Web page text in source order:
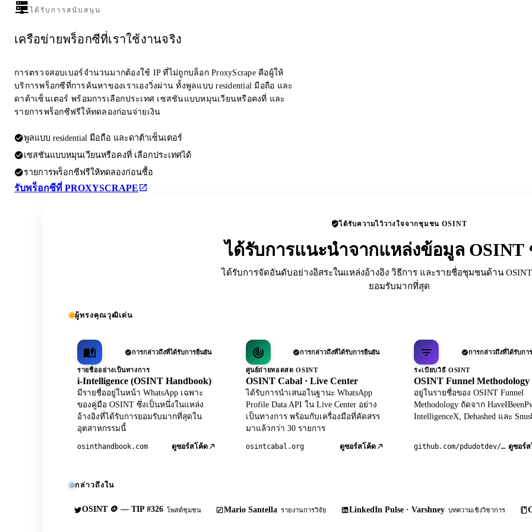
ได้รับการสนับสนุน
เครือข่ายพร็อกซีที่เราใช้งานจริง
การตรวจสอบเบอร์จำนวนมากต้องใช้ IP ที่ไม่ถูกบล็อก ProxyScrape คือผู้ให้
บริการพร็อกซีที่การค้นหาของเราเองวิ่งผ่าน ทั้งพูลแบบ residential มือถือ และ
ดาต้าเซ็นเตอร์ พร้อมการเลือกประเทศ เซสชันแบบหมุนเวียนหรือคงที่ และ
รายการพร็อกซีฟรีให้ทดลองก่อนจ่ายเงิน
พูลแบบ residential มือถือ และดาต้าเซ็นเตอร์
เซสชันแบบหมุนเวียนหรือคงที่ เลือกประเทศได้
รายการพร็อกซีฟรีให้ทดลองก่อนซื้อ
รับพร็อกซีที่ PROXYSCRAPE
ได้รับความไว้วางใจจากชุมชน OSINT
ได้รับการแนะนำจากแหล่งข้อมูล OSINT
ได้รับการจัดอันดับอย่างอิสระในแหล่งอ้างอิง วิธีการ และรายชื่อชุมชนด้าน
ยอมรับมากที่สุด
ผู้ทรงคุณวุฒิเด่น
การกล่าวถึงที่ได้รับการยืนยัน
รายชื่ออย่างเป็นทางการ
i-Intelligence (OSINT Handbook)
มีรายชื่ออยู่ในหน้า WhatsApp เฉพาะ
ของคู่มือ OSINT ซึ่งเป็นหนึ่งในแหล่ง
อ้างอิงที่ได้รับการยอมรับมากที่สุดใน
อุตสาหกรรมนี้
osinthandbook.com ดูซอร์สโค้ด
การกล่าวถึงที่ได้รับการยืนยัน
ศูนย์ถ่ายทอดสด OSINT
OSINT Cabal · Live Center
ได้รับการนำเสนอในฐานะ WhatsApp
Profile Data API ใน Live Center อย่าง
เป็นทางการ พร้อมกับเครื่องมือที่คัดสรร
มาแล้วกว่า 30 รายการ
osintcabal.org ดูซอร์สโค้ด
การกล่าวถึงที่ได้รับกา
ระเบียบวิธี OSINT
OSINT Funnel Methodology
อยู่ในรายชื่อของ OSINT Funnel
Methodology ถัดจาก
IntelligenceX, Dehashed และ
github.com/pdudotdev/ofm ดูซอร์
กล่าวถึงใน
OSINT 🪙 — TIP #326 โพสต์ชุมชน Mario Santella รายงานการวิจัย LinkedIn Pulse · Varshney บทความเชิงวิชาการ